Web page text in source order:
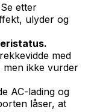
Se etter
ulyder og
med
ikke vurder
AC-lading og
låser, at